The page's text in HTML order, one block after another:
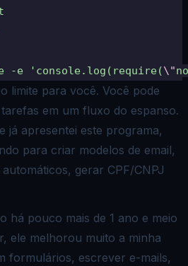
-e 'console.log(require(\"
limite para você. Você pode
em um fluxo do espanso.
já apresentei este programa,
para criar modelos de email,
gerar CPF/CNPJ
há pouco mais de 1 ano e meio
ele melhorou muito a minha
formulários, escrever e-mails,